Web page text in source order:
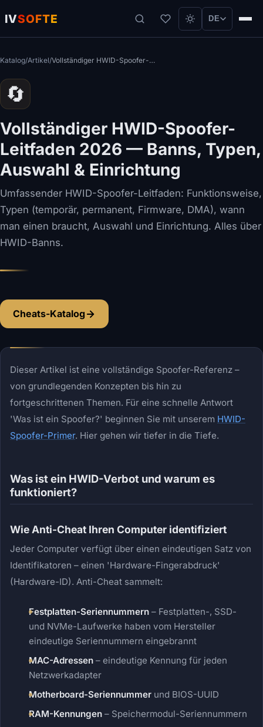
IVSOFTE DE
Katalog/Artikel/ Vollständiger HWID-Spoofer-Leitfaden 2026 — Banns, Typen, Auswahl & Einrichtung
🔄
Vollständiger HWID-Spoofer-
Leitfaden 2026 — Banns, Typen,
Auswahl & Einrichtung
Umfassender HWID-Spoofer-Leitfaden: Funktionsweise,
Typen (temporär, permanent, Firmware, DMA), wann
man einen braucht, Auswahl und Einrichtung. Alles über
HWID-Banns.
Cheats-Katalog
Dieser Artikel ist eine vollständige Spoofer-Referenz –
von grundlegenden Konzepten bis hin zu
fortgeschrittenen Themen. Für eine schnelle Antwort
'Was ist ein Spoofer?' beginnen Sie mit unserem HWID-
Spoofer-Primer. Hier gehen wir tiefer in die Tiefe.
Was ist ein HWID-Verbot und warum es
funktioniert?
Wie Anti-Cheat Ihren Computer identifiziert
Jeder Computer verfügt über einen eindeutigen Satz von
Identifikatoren – einen 'Hardware-Fingerabdruck'
(Hardware-ID). Anti-Cheat sammelt:
Festplatten-Seriennummern – Festplatten-, SSD-
und NVMe-Laufwerke haben vom Hersteller
eindeutige Seriennummern eingebrannt
MAC-Adressen – eindeutige Kennung für jeden
Netzwerkadapter
Motherboard-Seriennummer und BIOS-UUID
RAM-Kennungen – Speichermodul-Seriennummern